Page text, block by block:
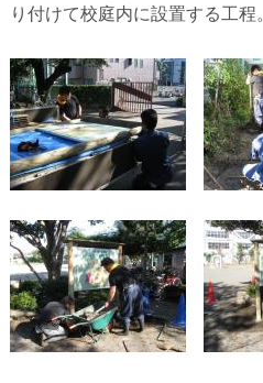
り付けて校庭内に設置する工程。